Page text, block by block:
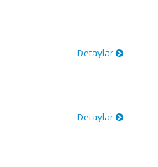
Detaylar
Detaylar